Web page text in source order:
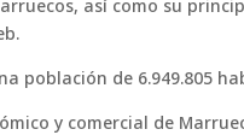
así como su
población de 6.949.805
y comercial de